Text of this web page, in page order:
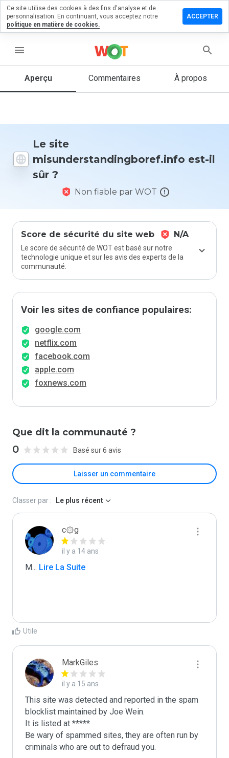
menu
Aperçu Commentaires À propos
Le site
misunderstandingboref.info est-il
sûr ?
Non fiable par WOT
Score de sécurité du site web N/A
Le score de sécurité de WOT est basé sur notre
technologie unique et sur les avis des experts de la
communauté.
Voir les sites de confiance populaires:
google.com
netflix.com
facebook.com
apple.com
foxnews.com
Que dit la communauté ?
0 Basé sur 6 avis
Laisser un commentaire
Quelle
donneriez-
Classer par : Le plus récent
c۞g
il y a 14 ans
M... Lire La Suite
Utile
MarkGiles
il y a 15 ans
This site was detected and reported in the spam
blocklist maintained by Joe Wein.
It is listed at *****
Be wary of spammed sites, they are often run by
criminals who are out to defraud you.
Ce site utilise des cookies à des fins d'analyse et de
personnalisation. En continuant, vous acceptez notre
politique en matière de cookies.
ACCEPTER